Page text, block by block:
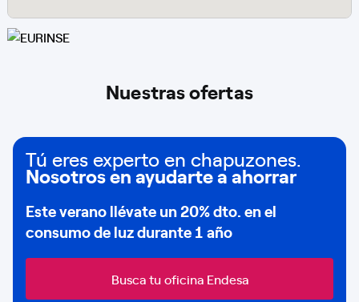
Nuestras ofertas
Tú eres experto en chapuzones.
Nosotros en ayudarte a ahorrar
Este verano llévate un20% dto. en el
consumo deluz durante 1 año
Busca tu oficina Endesa